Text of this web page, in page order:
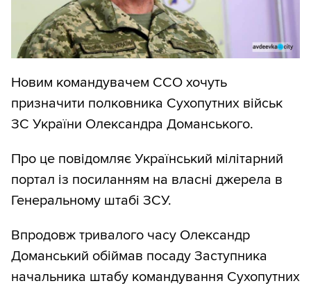
Новим командувачем ССО хочуть
призначити полковника Сухопутних військ
ЗС України Олександра Доманського.
Про це повідомляє Український мілітарний
портал із посиланням на власні джерела в
Генеральному штабі ЗСУ.
Впродовж тривалого часу Олександр
Доманський обіймав посаду Заступника
начальника штабу командування Сухопутних